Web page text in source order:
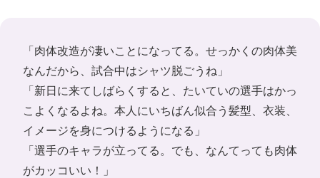
「肉体改造が凄いことになってる。せっかくの肉体美
なんだから、試合中はシャツ脱ごうね」
「新日に来てしばらくすると、たいていの選手はかっ
こよくなるよね。本人にいちばん似合う髪型、衣装、
イメージを身につけるようになる」
「選手のキャラが立ってる。でも、なんてっても肉体
がカッコいい！」